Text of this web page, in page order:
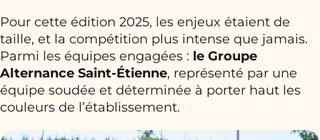
Pour cette édition 2025, les enjeux étaient de
taille, et la compétition plus intense que jamais.
Parmi les équipes engagées : le Groupe
Alternance Saint-Étienne, représenté par une
équipe soudée et déterminée à porter haut les
couleurs de l’établissement.